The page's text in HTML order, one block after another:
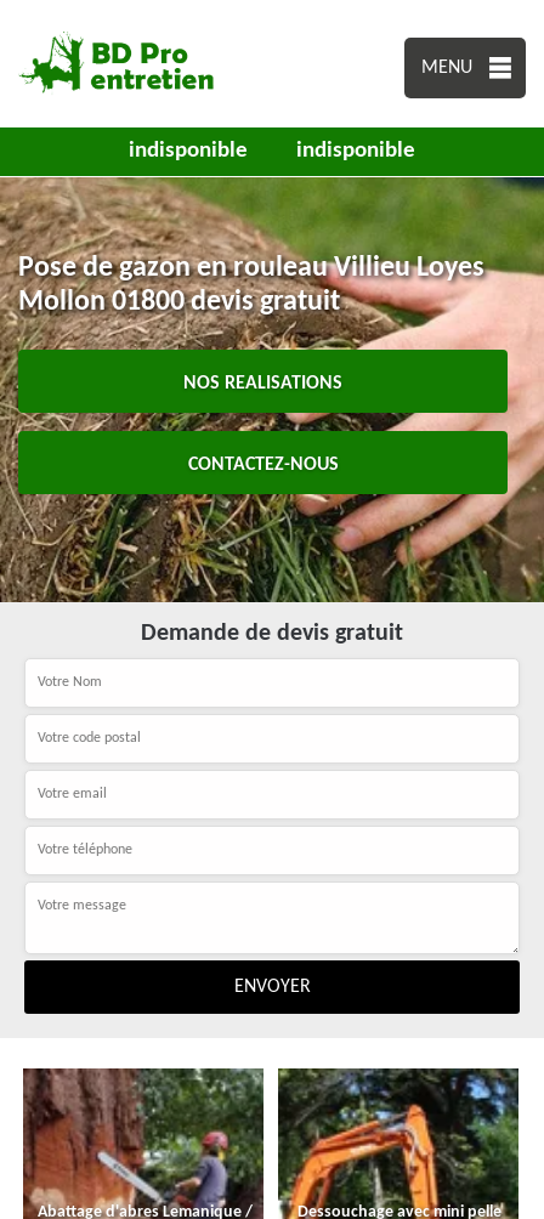
MENU
indisponible indisponible
Pose de gazon en rouleau Villieu Loyes
Mollon 01800 devis gratuit
NOS REALISATIONS
CONTACTEZ-NOUS
Demande de devis gratuit
Abattage d'abres Lemanique /
Dessouchage avec mini pelle